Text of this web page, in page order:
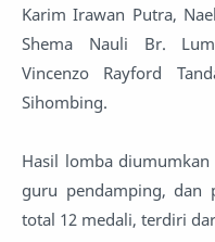
Karim Irawan Putra,
Shema Nauli Br.
Vincenzo Rayford
Sihombing.
Hasil lomba
guru pendamping, dan
total 12 medali, terdiri